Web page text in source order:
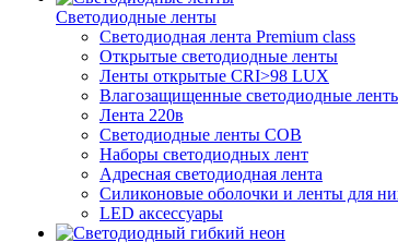
Светодиодные ленты
Светодиодная лента Premium class
Открытые светодиодные ленты
Ленты открытые CRI>98 LUX
Влагозащищенные светодиодные
Лента 220в
Светодиодные ленты COB
Наборы светодиодных лент
Адресная светодиодная лента
Силиконовые оболочки и ленты для
LED аксессуары